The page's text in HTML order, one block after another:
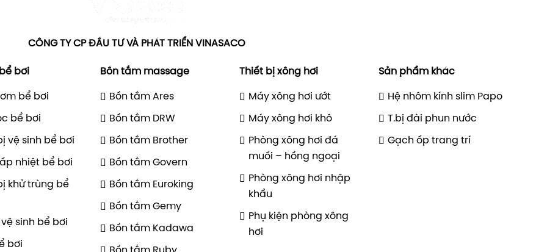
CÔNG TY CP ĐẦU TƯ VÀ PHÁT TRIỂN VINASACO
bơi
bể bơi
bể bơi
vệ sinh bể bơi
nhiệt bể bơi
khử trùng bể
vệ sinh bể bơi
bơi
Bồn tắm massage
Bồn tắm Ares
Bồn tắm DRW
Bồn tắm Brother
Bồn tắm Govern
Bồn tắm Euroking
Bồn tắm Gemy
Bồn tắm Kadawa
Thiết bị xông hơi
Máy xông hơi ướt
Máy xông hơi khô
Phòng xông hơi đá
muối – hồng ngoại
Phòng xông hơi nhập
khẩu
Phụ kiện phòng xông
hơi
Sản phẩm khác
Hệ nhôm kính slim Papo
T.bị đài phun nước
Gạch ốp trang trí